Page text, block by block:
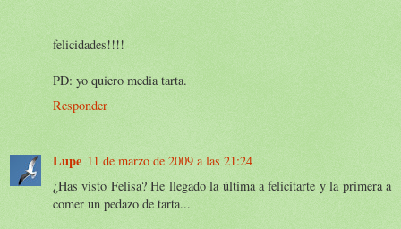
felicidades!!!!
PD: yo quiero media tarta.
Responder
Lupe 11 de marzo de 2009 a las 21:24
¿Has visto Felisa? He llegado la última a felicitarte y la primera a
comer un pedazo de tarta...